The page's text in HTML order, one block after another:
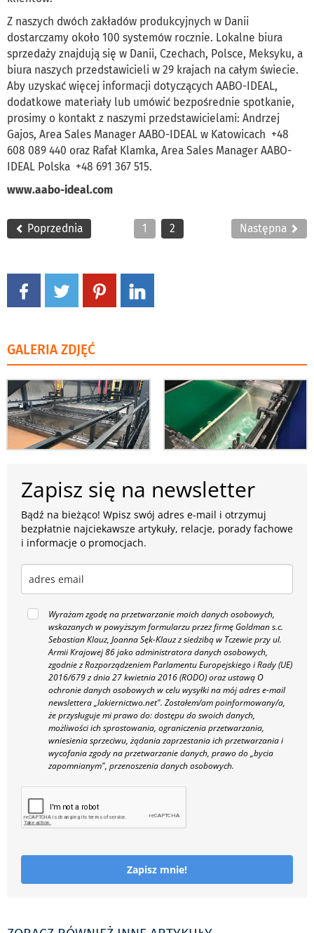
Z naszych dwóch zakładów produkcyjnych w Danii
dostarczamy około 100 systemów rocznie. Lokalne biura
sprzedaży znajdują się w Danii, Czechach, Polsce, Meksyku, a
biura naszych przedstawicieli w 29 krajach na całym świecie.
Aby uzyskać więcej informacji dotyczących AABO-IDEAL,
dodatkowe materiały lub umówić bezpośrednie spotkanie,
prosimy o kontakt z naszymi przedstawicielami: Andrzej
Gajos, Area Sales Manager AABO-IDEAL w Katowicach +48
608 089 440 oraz Rafał Klamka, Area Sales Manager AABO-
IDEAL Polska +48 691 367 515.
www.aabo-ideal.com
Poprzednia 1 2 Następna
GALERIA ZDJĘĆ
Zapisz się na newsletter
Bądź na bieżąco! Wpisz swój adres e-mail i otrzymuj
bezpłatnie najciekawsze artykuły, relacje, porady fachowe
i informacje o promocjach.
Wyrażam zgodę na przetwarzanie moich danych osobowych,
wskazanych w powyższym formularzu przez firmę Goldman s.c.
Sebastian Klauz, Joanna Sęk-Klauz z siedzibą w Tczewie przy ul.
Armii Krajowej 86 jako administratora danych osobowych,
zgodnie z Rozporządzeniem Parlamentu Europejskiego i Rady (UE)
2016/679 z dnia 27 kwietnia 2016 (RODO) oraz ustawą O
ochronie danych osobowych w celu wysyłki na mój adres e-mail
newslettera „lakiernictwo.net". Zostałem/am poinformowany/a,
że przysługuje mi prawo do: dostępu do swoich danych,
możliwości ich sprostowania, ograniczenia przetwarzania,
wniesienia sprzeciwu, żądania zaprzestania ich przetwarzania i
wycofania zgody na przetwarzanie danych, prawo do „bycia
zapomnianym", przenoszenia danych osobowych.
Zapisz mnie!